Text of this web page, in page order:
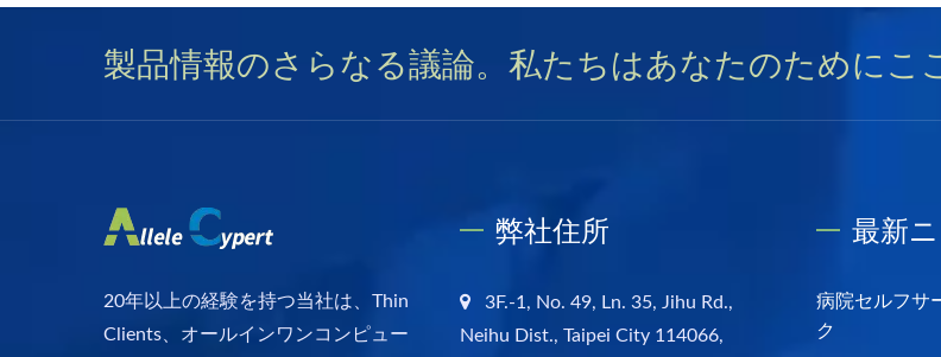
製品情報のさらなる議論。私たちはあなたのためにこ
20年以上の経験を持つ当社は、Thin
Clients、オールインワンコンピュー
弊社住所
3F.-1, No. 49, Ln. 35, Jihu Rd.,
Neihu Dist., Taipei City 114066,
最新
病院セルフサ
ク